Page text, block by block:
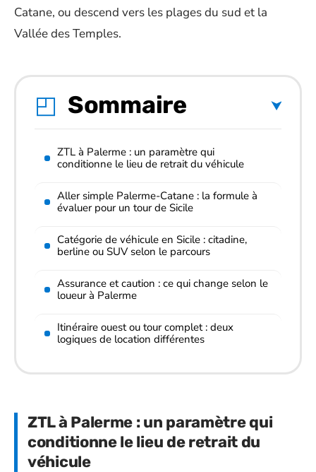
Catane, ou descend vers les plages du sud et la
Vallée des Temples.
Sommaire
ZTL à Palerme : un paramètre qui
conditionne le lieu de retrait du véhicule
Aller simple Palerme-Catane : la formule à
évaluer pour un tour de Sicile
Catégorie de véhicule en Sicile : citadine,
berline ou SUV selon le parcours
Assurance et caution : ce qui change selon le
loueur à Palerme
Itinéraire ouest ou tour complet : deux
logiques de location différentes
ZTL à Palerme : un paramètre qui
conditionne le lieu de retrait du
véhicule